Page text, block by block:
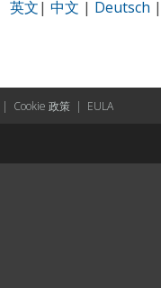
英文| 中文 | Deutsch |
| Cookie 政策| EULA